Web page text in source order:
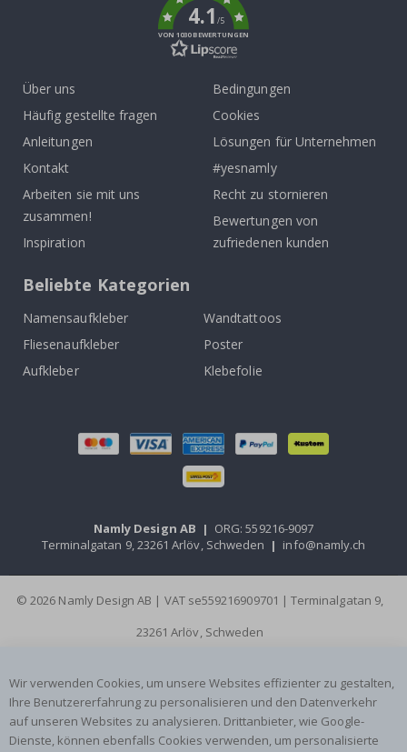
4.1/5
VON 1030 BEWERTUNGEN
Über uns
Häufig gestellte fragen
Anleitungen
Kontakt
Arbeiten sie mit uns
zusammen!
Inspiration
Bedingungen
Cookies
Lösungen für Unternehmen
#yesnamly
Recht zu stornieren
Bewertungen von
zufriedenen kunden
Beliebte Kategorien
Namensaufkleber
Wandtattoos
Fliesenaufkleber
Poster
Aufkleber
Klebefolie
Namly Design AB | ORG: 559216-9097
Terminalgatan 9, 23261 Arlöv, Schweden | info@namly.ch
© 2026 Namly Design AB | VAT se559216909701 | Terminalgatan 9,
23261 Arlöv, Schweden
Wir verwenden Cookies, um unsere Websites effizienter zu gestalten,
Ihre Benutzererfahrung zu personalisieren und den Datenverkehr
auf unseren Websites zu analysieren. Drittanbieter, wie Google-
Dienste, können ebenfalls Cookies verwenden, um personalisierte